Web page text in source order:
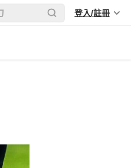
登入/註冊